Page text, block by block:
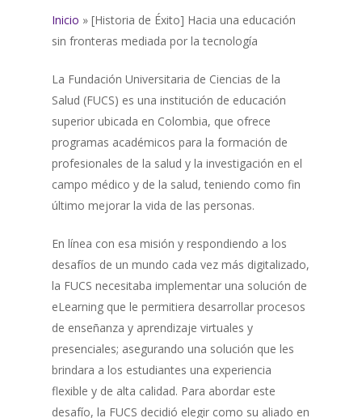
Inicio » [Historia de Éxito] Hacia una educación
sin fronteras mediada por la tecnología
La Fundación Universitaria de Ciencias de la
Salud (FUCS) es una institución de educación
superior ubicada en Colombia, que ofrece
programas académicos para la formación de
profesionales de la salud y la investigación en el
campo médico y de la salud, teniendo como fin
último mejorar la vida de las personas.
En línea con esa misión y respondiendo a los
desafíos de un mundo cada vez más digitalizado,
la FUCS necesitaba implementar una solución de
eLearning que le permitiera desarrollar procesos
de enseñanza y aprendizaje virtuales y
presenciales; asegurando una solución que les
brindara a los estudiantes una experiencia
flexible y de alta calidad. Para abordar este
desafío, la FUCS decidió elegir como su aliado en